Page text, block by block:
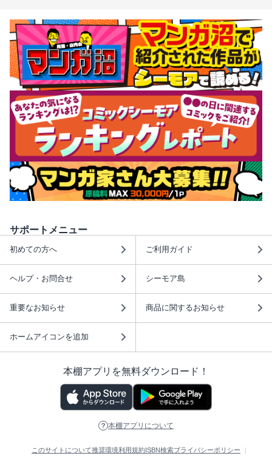
サポートメニュー
初めての方へ ご利用ガイド
ヘルプ・お問合せ シーモア島
重要なお知らせ 商品に関するお知らせ
ホームアイコンを追加
本棚アプリを無料ダウンロード！
本棚アプリについて
このサイトについて推奨環境利用規約ISBN検索プライバシーポリシー